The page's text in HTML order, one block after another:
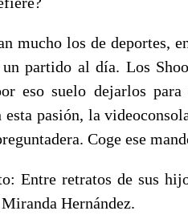
mucho los de deportes,
partido al día. Los
eso suelo dejarlos
esta pasión, la
Coge ese
Entre retratos de sus
Hernández.